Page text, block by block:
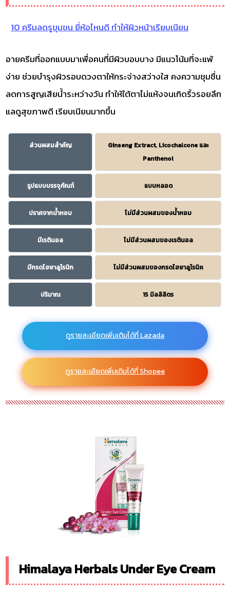
10 ครีมลดรูขุมขน ยี่ห้อไหนดี ทำให้ผิวหน้าเรียบเนียน
อายครีมที่ออกแบบมาเพื่อคนที่มีผิวบอบบาง มีแนวโน้มที่จะแพ้
ง่าย ช่วยบำรุงผิวรอบดวงตาให้กระจ่างสว่างใส คงความชุมชื่น
ลดการสูญเสียน้ำระหว่างวัน ทำให้ใต้ตาไม่แห้งจนเกิดริ้วรอยลึก
แลดูสุขภาพดี เรียบเนียนมากขึ้น
ส่วนผสมสำคัญ
Ginseng Extract, Licochalcone และ
Panthenol
รูปแบบบรรจุภัณฑ์ แบบหลอด
ปราศจากน้ำหอม ไม่มีส่วนผสมของน้ำหอม
มีเรตินอล ไม่มีส่วนผสมของเรตินอล
มีกรดไฮยาลูโรนิก ไม่มีส่วนผสมของกรดไฮยาลูโรนิค
ปริมาณ 15 มิลลิลิตร
ดูรายละเอียดเพิ่มเติมได้ที่ Lazada
ดูรายละเอียดเพิ่มเติมได้ที่ Shopee
Himalaya Herbals Under Eye Cream